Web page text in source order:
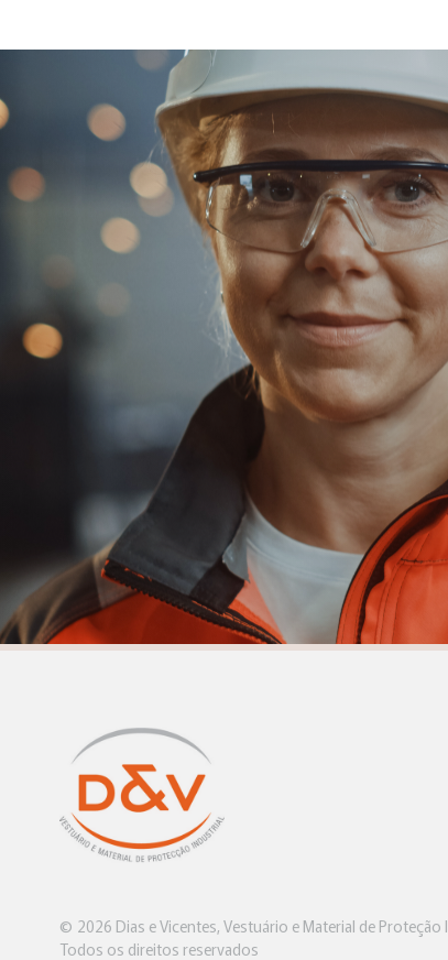
© 2026 Dias e Vicentes, Vestuário e Material de Proteção
Todos os direitos reservados